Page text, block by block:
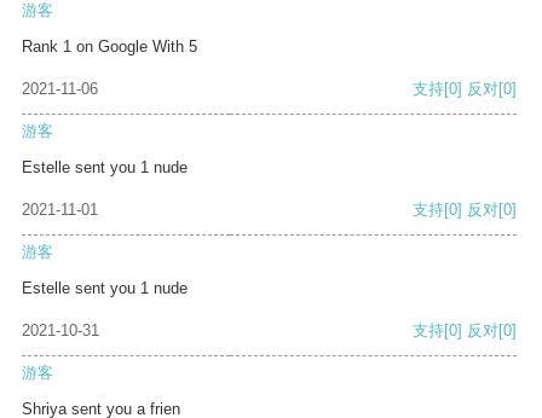
游客
Rank 1 on Google With 5
2021-11-06 支持[0] 反对[0]
游客
Estelle sent you 1 nude
2021-11-01 支持[0] 反对[0]
游客
Estelle sent you 1 nude
2021-10-31 支持[0] 反对[0]
游客
Shriya sent you a frien